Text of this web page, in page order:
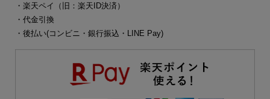
・楽天ペイ（旧：楽天ID決済）
・代金引換
・後払い(コンビニ・銀行振込・LINE Pay)